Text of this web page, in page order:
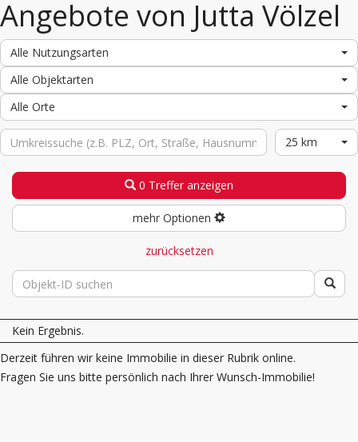
Angebote von Jutta Völzel
Alle Nutzungsarten
Alle Objektarten
Alle Orte
25 km
0 Treffer anzeigen
mehr Optionen
zurücksetzen
Kein Ergebnis.
Derzeit führen wir keine Immobilie in dieser Rubrik online.
Fragen Sie uns bitte persönlich nach Ihrer Wunsch-Immobilie!